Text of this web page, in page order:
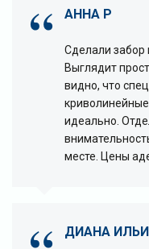
АННА Р
Сделали забор
Выглядит
видно, что
криволинейные
идеально.
месте. Цены
ДИАНА